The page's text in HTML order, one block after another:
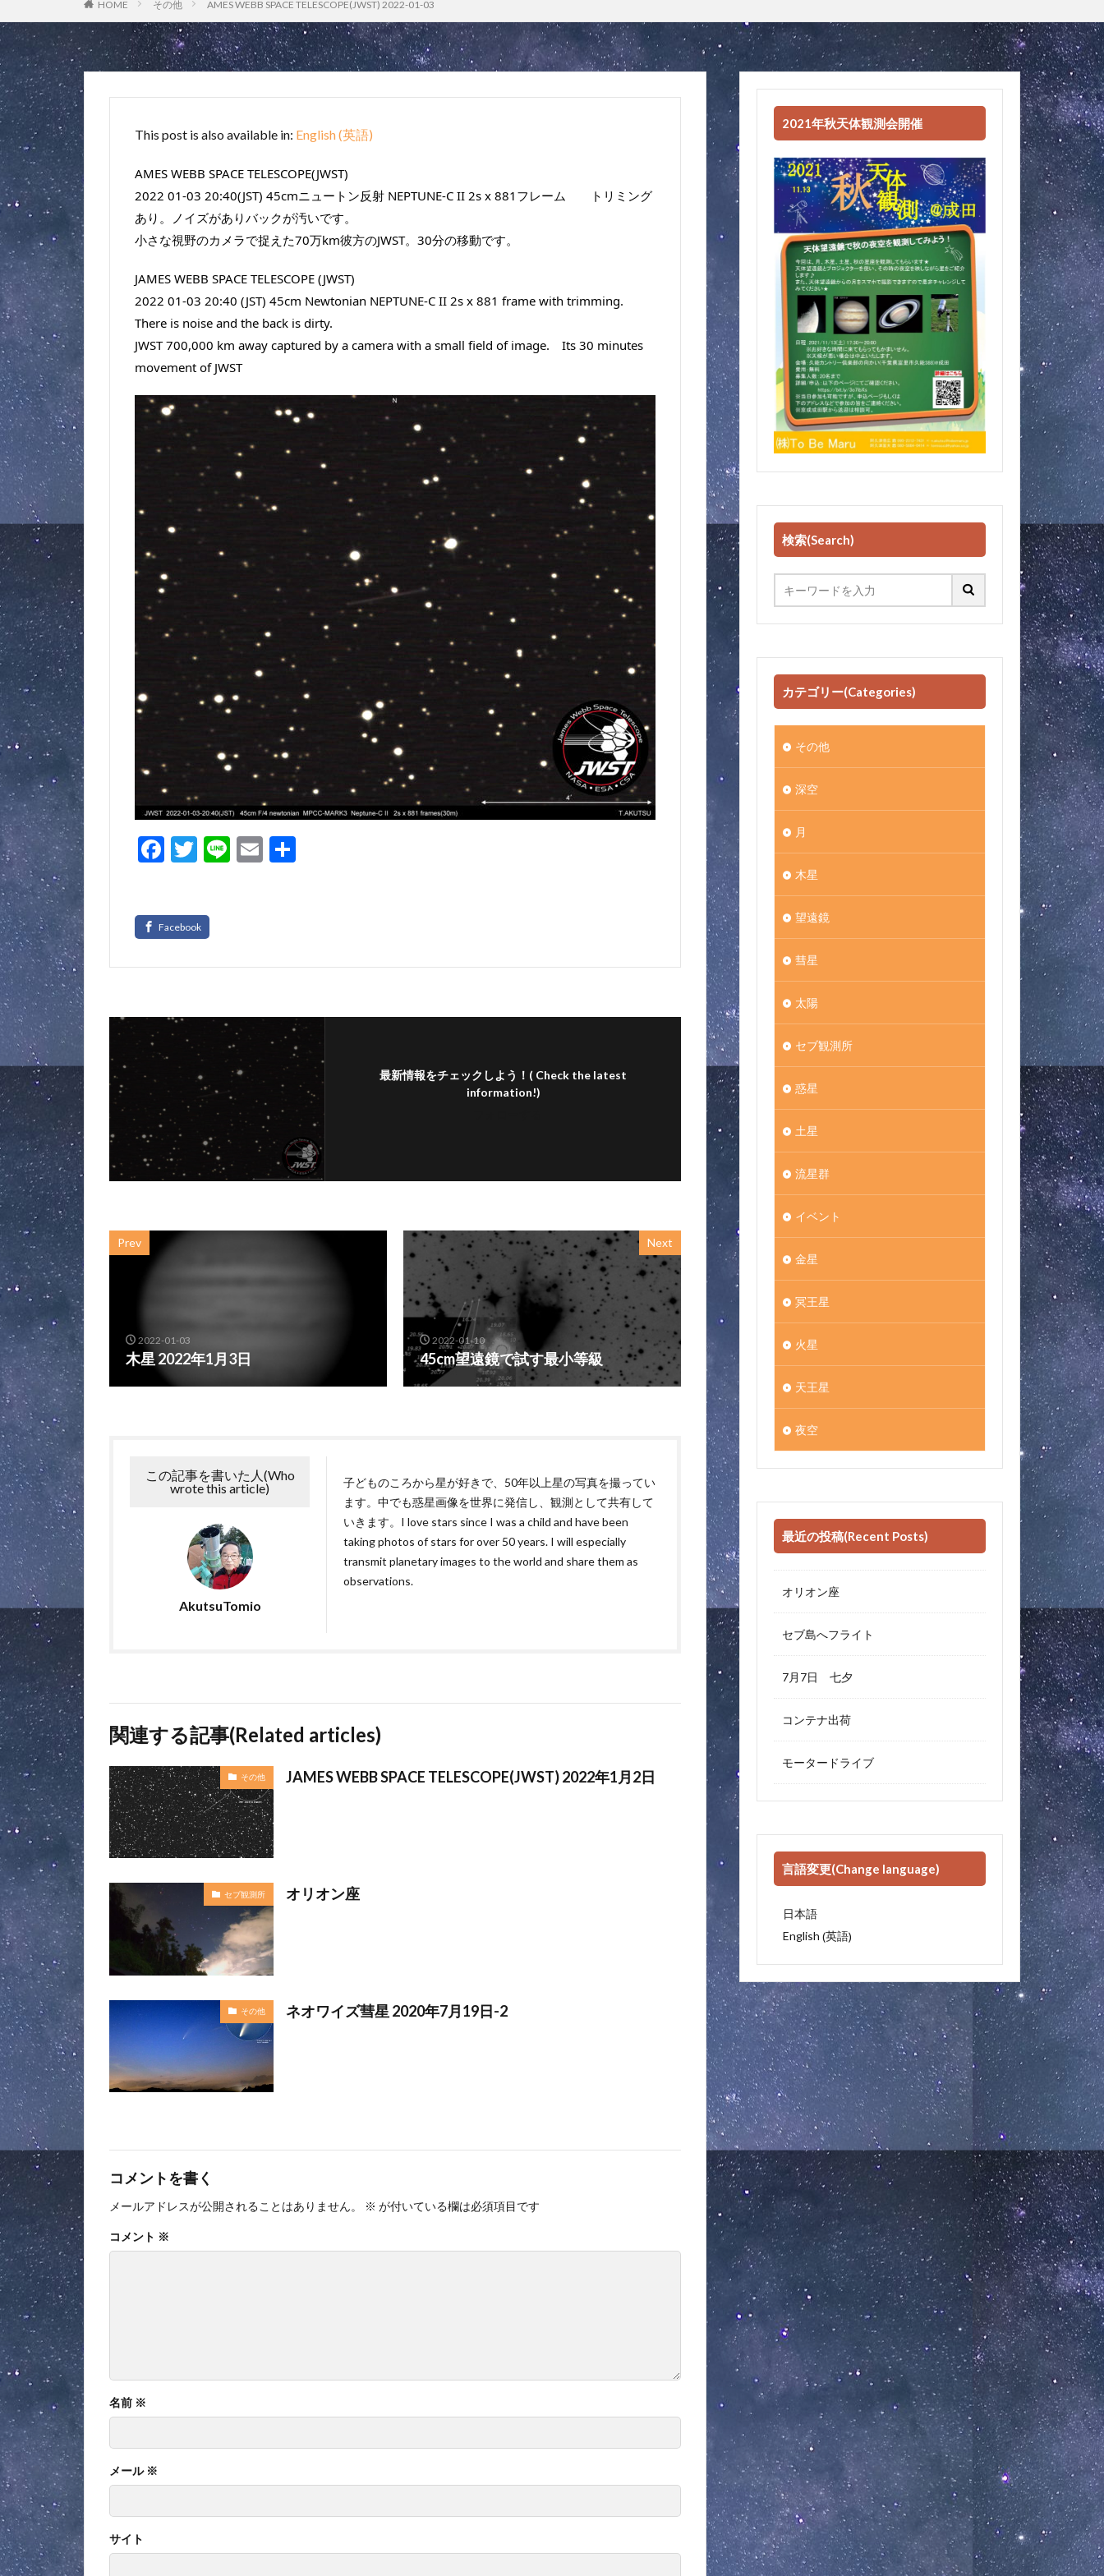
HOME その他 AMES WEBB SPACE TELESCOPE(JWST) 2022-01-03
This post is also available in: English(英語)
AMES WEBB SPACE TELESCOPE(JWST)
2022 01-03 20:40(JST) 45cmニュートン反射 NEPTUNE-C II 2s x 881フレーム　　トリミング
あり。ノイズがありバックが汚いです。
小さな視野のカメラで捉えた70万km彼方のJWST。30分の移動です。
JAMES WEBB SPACE TELESCOPE (JWST)
2022 01-03 20:40 (JST) 45cm Newtonian NEPTUNE-C II 2s x 881 frame with trimming.
There is noise and the back is dirty.
JWST 700,000 km away captured by a camera with a small field of image.　Its 30 minutes
movement of JWST
F
b
T
er
Li E
最新情報をチェックしよう！( Check the latest
information!)
Prev
2022-01-03
木星 2022年1月3日
Next
2022-01-10
45cm望遠鏡で試す最小等級
この記事を書いた人(Who
wrote this article)
AkutsuTomio
子どものころから星が好きで、50年以上星の写真を撮ってい
ます。中でも惑星画像を世界に発信し、観測として共有して
いきます。I love stars since I was a child and have been
taking photos of stars for over 50 years. I will especially
transmit planetary images to the world and share them as
observations.
関連する記事(Related articles)
その他 JAMES WEBB SPACE TELESCOPE(JWST) 2022年1月2日
セブ観測所 オリオン座
その他 ネオワイズ彗星 2020年7月19日-2
コメントを書く
メールアドレスが公開されることはありません。 ※ が付いている欄は必須項目です
コメント ※
名前 ※
メール ※
サイト
2021年秋天体観測会開催
検索(Search)
カテゴリー(Categories)
その他
深空
月
木星
望遠鏡
彗星
太陽
セブ観測所
惑星
土星
流星群
イベント
金星
冥王星
火星
天王星
夜空
最近の投稿(Recent Posts)
オリオン座
セブ島へフライト
7月7日 七夕
コンテナ出荷
モータードライブ
言語変更(Change language)
日本語
English (英語)